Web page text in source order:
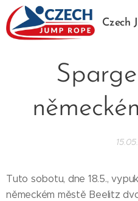
Czech
Tuto sobotu, dne 18.5.,
německém městě Beelitz